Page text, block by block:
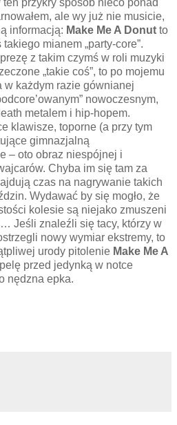
ale wy już nie musicie,
informacją: Make Me A Donut to
mianem „party-core”.
z takim czymś w roli muzyki
„takie coś”, to po mojemu
w każdym razie gównianej
nowoczesnym,
metalem i hip-hopem.
klawisze, toporne (a przy tym
gimnazjalną
– oto obraz niespójnej i
Chyba im się tam za
czas na nagrywanie takich
Wydawać by się mogło, że
kolesie są niejako zmuszeni
Jeśli znaleźli się tacy, którzy w
nowy wymiar ekstremy, to
urody pitolenie Make Me A
przed jedynką w notce
nędzna epka.